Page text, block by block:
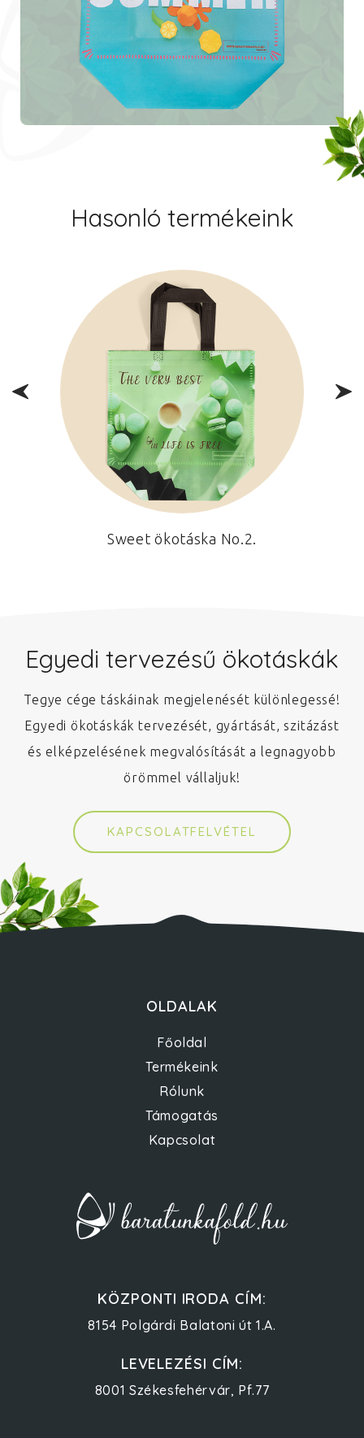
Hasonló termékeink
Sweet ökotáska No.2.
Egyedi tervezésű ökotáskák
Tegye cége táskáinak megjelenését különlegessé!
Egyedi ökotáskák tervezését, gyártását, szitázást
és elképzelésének megvalósítását a legnagyobb
örömmel vállaljuk!
KAPCSOLATFELVÉTEL
OLDALAK
Főoldal
Termékeink
Rólunk
Támogatás
Kapcsolat
KÖZPONTI IRODA CÍM:
8154 Polgárdi Balatoni út 1.A.
LEVELEZÉSI CÍM:
8001 Székesfehérvár, Pf.77